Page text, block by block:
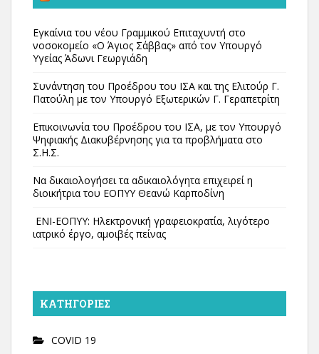
Εγκαίνια του νέου Γραμμικού Επιταχυντή στο
νοσοκομείο «Ο Άγιος Σάββας» από τον Υπουργό
Υγείας Άδωνι Γεωργιάδη
Συνάντηση του Προέδρου του ΙΣΑ και της Ελιτούρ Γ.
Πατούλη με τον Υπουργό Εξωτερικών Γ. Γεραπετρίτη
Επικοινωνία του Προέδρου του ΙΣΑ, με τον Υπουργό
Ψηφιακής Διακυβέρνησης για τα προβλήματα στο
Σ.Η.Σ.
Να δικαιολογήσει τα αδικαιολόγητα επιχειρεί η
διοικήτρια του ΕΟΠΥΥ Θεανώ Καρποδίνη
ΕΝΙ-ΕΟΠΥΥ: Ηλεκτρονική γραφειοκρατία, λιγότερο
ιατρικό έργο, αμοιβές πείνας
KΑΤΗΓΟΡΊΕΣ
COVID 19